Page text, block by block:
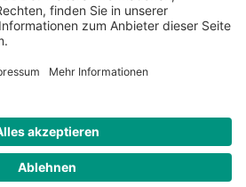
gültiger MwSt., zzgl.